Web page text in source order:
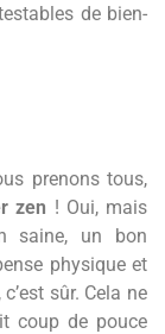
de bien-
prenons tous,
zen ! Oui, mais
saine, un bon
physique et
sûr. Cela ne
coup de pouce